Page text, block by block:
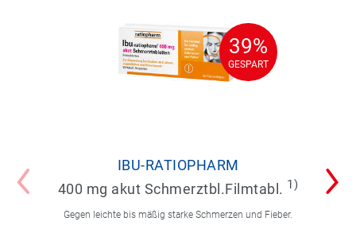
39%
GESPART
39%
GESPART
IBU-RATIOPHARM
400 mg akut Schmerztbl.Filmtabl. 1)
Gegen leichte bis mäßig starke Schmerzen und Fieber.